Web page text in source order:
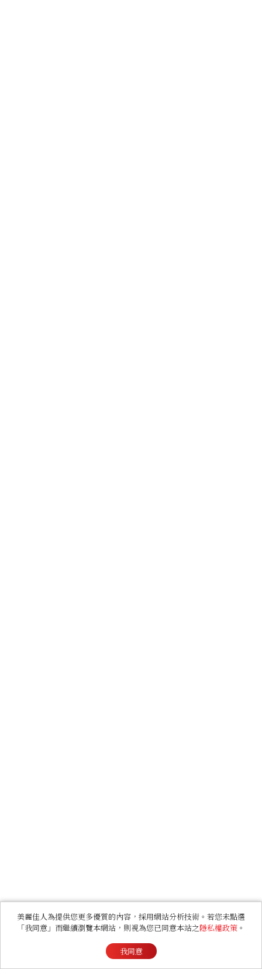
美麗佳人為提供您更多優質的內容，採用網站分析技術。若您未點選
「我同意」而繼續瀏覽本網站，則視為您已同意本站之隱私權政策 。
我同意